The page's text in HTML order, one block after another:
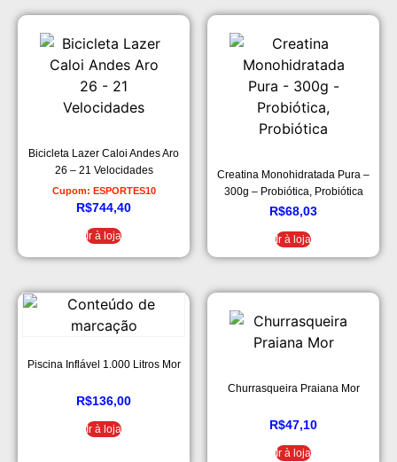
Bicicleta Lazer Caloi Andes Aro
26 – 21 Velocidades
Cupom: ESPORTES10
R$744,40
Ir à loja
Creatina Monohidratada Pura –
300g – Probiótica, Probiótica
R$68,03
Ir à loja
Piscina Inflável 1.000 Litros Mor
R$136,00
Ir à loja
Churrasqueira Praiana Mor
R$47,10
Ir à loja